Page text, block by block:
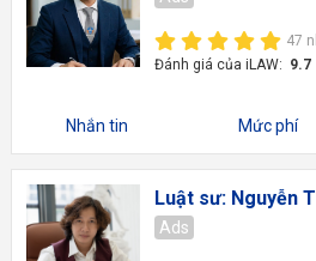
47
Đánh giá của iLAW: 9.7
Nhắn tin Mức phí
Luật sư: Nguyễn
Ads